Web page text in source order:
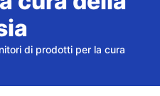
di prodotti per la cura